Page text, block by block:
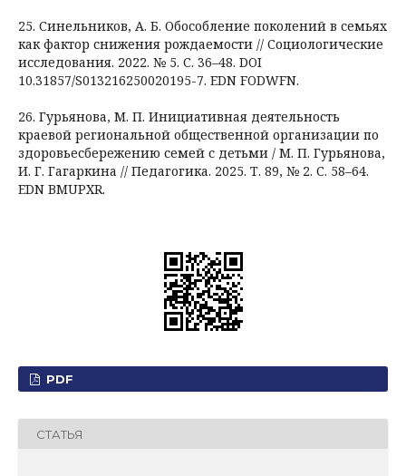
25. Синельников, А. Б. Обособление поколений в семьях
как фактор снижения рождаемости // Социологические
исследования. 2022. № 5. С. 36–48. DOI
10.31857/S013216250020195-7. EDN FODWFN.
26. Гурьянова, М. П. Инициативная деятельность
краевой региональной общественной организации по
здоровьесбережению семей с детьми / М. П. Гурьянова,
И. Г. Гагаркина // Педагогика. 2025. Т. 89, № 2. С. 58–64.
EDN BMUPXR.
PDF
СТАТЬЯ